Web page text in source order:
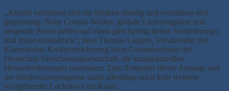
„Aktuell verändern sich die Risiken ständig und verstärken sich
gegenseitig: Neue Corona-Wellen, globale Lieferengpässe und
steigende Preise treffen auf einen gleichzeitig hohen Veränderungs-
und Innovationsdruck“, fasst Thomas Langen, Vorsitzender der
Kommission Kreditversicherung beim Gesamtverband der
Deutschen Versicherungswirtschaft, die konjunkturellen
Herausforderungen zusammen. Zum Zeitpunkt dieser Aussage und
der Insolvenzenprognose stand allerdings noch kein weiterer
weitgehender Lockdown im Raum.